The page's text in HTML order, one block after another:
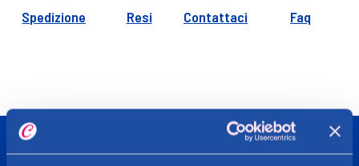
Spedizione Resi Contattaci Faq